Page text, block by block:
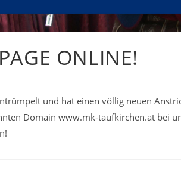
ONLINE!
und hat einen völlig neuen
Domain www.mk-taufkirchen.at bei